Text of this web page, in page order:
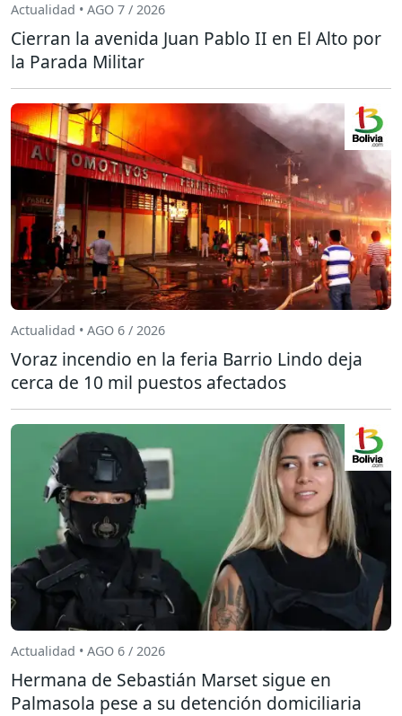
Actualidad • AGO 7 / 2026
Cierran la avenida Juan Pablo II en El Alto por
la Parada Militar
Actualidad • AGO 6 / 2026
Voraz incendio en la feria Barrio Lindo deja
cerca de 10 mil puestos afectados
Actualidad • AGO 6 / 2026
Hermana de Sebastián Marset sigue en
Palmasola pese a su detención domiciliaria